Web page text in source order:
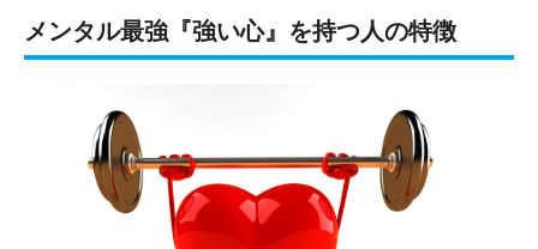
メンタル最強『強い心』を持つ人の特徴